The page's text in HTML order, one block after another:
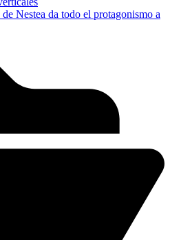
Nestea da todo el protagonismo a